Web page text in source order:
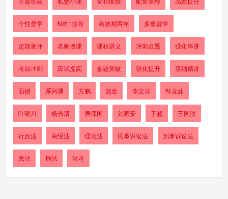
个性督学 N对1指导 有效期两年 多重督学
定期测评 名师授课 课程讲义 冲刺点题 强化串讲
考前冲刺 应试提高 金题突破 强化提升 基础精讲
面授 系列课 方鹏 赵宏 李文涛 邹龙妹
叶晓川 杨秀清 房保国 刘家安 于越 三国法
行政法 商经法 理论法 民事诉讼法 刑事诉讼法
民法 刑法 法考